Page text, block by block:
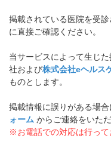
掲載されている医院を受
に直接ご確認ください。
当サービスによって生じ
社および株式会社eヘルス
ものとします。
掲載情報に誤りがある場
ォーム からご連絡をいた
※お電話での対応は行って